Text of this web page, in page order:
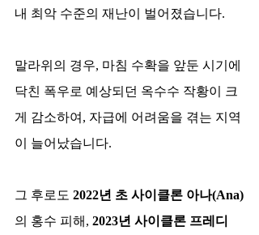
내 최악 수준의 재난이 벌어졌습니다.​
말라위의 경우, 마침 수확을 앞둔 시기에
닥친 폭우로 예상되던 옥수수 작황이 크
게 감소하여, 자급에 어려움을 겪는 지역
이 늘어났습니다.​
그 후로도 2022년 초 사이클론 아나(Ana)
의 홍수 피해, 2023년 사이클론 프레디